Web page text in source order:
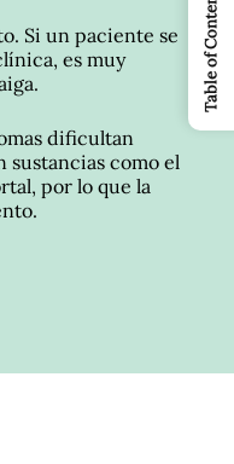
Si un paciente se
es muy
dificultan
sustancias como el
por lo que la
Table of Contents